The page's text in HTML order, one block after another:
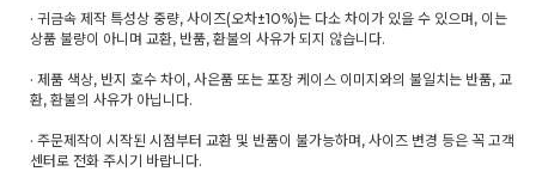
· 귀금속 제작 특성상 중량, 사이즈(오차±10%)는 다소 차이가 있을 수 있으며, 이는
상품 불량이 아니며 교환, 반품, 환불의 사유가 되지 않습니다.
· 제품 색상, 반지 호수 차이, 사은품 또는 포장 케이스 이미지와의 불일치는 반품, 교
환, 환불의 사유가 아닙니다.
· 주문제작이 시작된 시점부터 교환 및 반품이 불가능하며, 사이즈 변경 등은 꼭 고객
센터로 전화 주시기 바랍니다.